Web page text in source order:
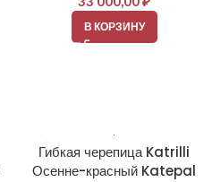
В КОРЗИНУ
Гибкая черепица Katrilli
Осенне-красный Katepal